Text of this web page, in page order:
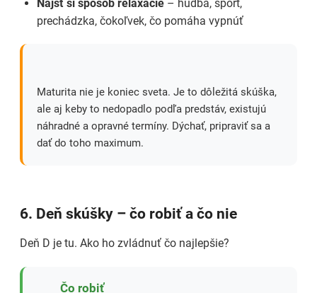
Nájsť si spôsob relaxácie – hudba, šport,
prechádzka, čokoľvek, čo pomáha vypnúť
Maturita nie je koniec sveta. Je to dôležitá skúška,
ale aj keby to nedopadlo podľa predstáv, existujú
náhradné a opravné termíny. Dýchať, pripraviť sa a
dať do toho maximum.
6. Deň skúšky – čo robiť a čo nie
Deň D je tu. Ako ho zvládnuť čo najlepšie?
Čo robiť